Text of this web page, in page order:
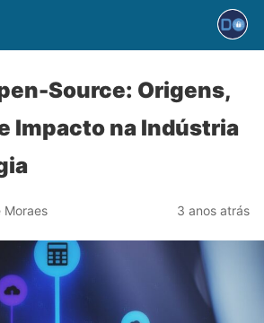
Source: Origens,
Impacto na Indústria
Moraes 3 anos atrás